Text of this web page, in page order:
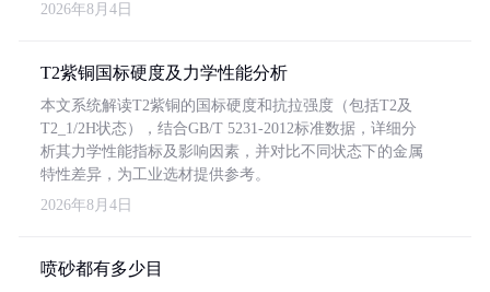
2026年8月4日
T2紫铜国标硬度及力学性能分析
本文系统解读T2紫铜的国标硬度和抗拉强度（包括T2及
T2_1/2H状态），结合GB/T 5231-2012标准数据，详细分
析其力学性能指标及影响因素，并对比不同状态下的金属
特性差异，为工业选材提供参考。
2026年8月4日
喷砂都有多少目